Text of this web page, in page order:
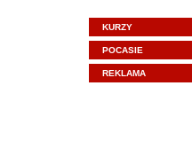
KURZY
POCASIE
REKLAMA